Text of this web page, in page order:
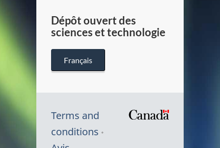
Dépôt ouvert des
sciences et technologie
Français
Terms and
conditions